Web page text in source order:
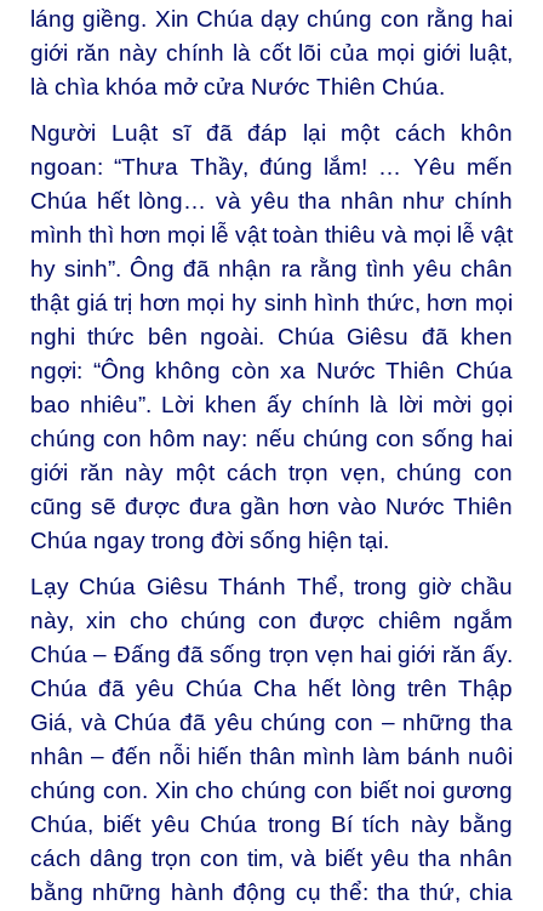
láng giềng. Xin Chúa dạy chúng con rằng hai
giới răn này chính là cốt lõi của mọi giới luật,
là chìa khóa mở cửa Nước Thiên Chúa.
Người Luật sĩ đã đáp lại một cách khôn
ngoan: “Thưa Thầy, đúng lắm! … Yêu mến
Chúa hết lòng… và yêu tha nhân như chính
mình thì hơn mọi lễ vật toàn thiêu và mọi lễ vật
hy sinh”. Ông đã nhận ra rằng tình yêu chân
thật giá trị hơn mọi hy sinh hình thức, hơn mọi
nghi thức bên ngoài. Chúa Giêsu đã khen
ngợi: “Ông không còn xa Nước Thiên Chúa
bao nhiêu”. Lời khen ấy chính là lời mời gọi
chúng con hôm nay: nếu chúng con sống hai
giới răn này một cách trọn vẹn, chúng con
cũng sẽ được đưa gần hơn vào Nước Thiên
Chúa ngay trong đời sống hiện tại.
Lạy Chúa Giêsu Thánh Thể, trong giờ chầu
này, xin cho chúng con được chiêm ngắm
Chúa – Đấng đã sống trọn vẹn hai giới răn ấy.
Chúa đã yêu Chúa Cha hết lòng trên Thập
Giá, và Chúa đã yêu chúng con – những tha
nhân – đến nỗi hiến thân mình làm bánh nuôi
chúng con. Xin cho chúng con biết noi gương
Chúa, biết yêu Chúa trong Bí tích này bằng
cách dâng trọn con tim, và biết yêu tha nhân
bằng những hành động cụ thể: tha thứ, chia